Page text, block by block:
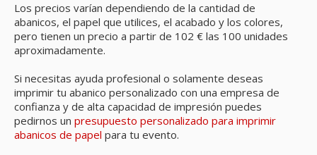
Los precios varían dependiendo de la cantidad de
abanicos, el papel que utilices, el acabado y los colores,
pero tienen un precio a partir de 102 € las 100 unidades
aproximadamente.
Si necesitas ayuda profesional o solamente deseas
imprimir tu abanico personalizado con una empresa de
confianza y de alta capacidad de impresión puedes
pedirnos un presupuesto personalizado para imprimir
abanicos de papel para tu evento.